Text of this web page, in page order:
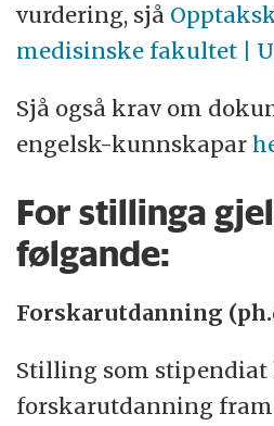
vurdering, sjå
medisinske fakultet |
Sjå også krav om
engelsk-kunnskapar
For stillinga
følgande:
Forskarutdanning
Stilling som
forskarutdanning